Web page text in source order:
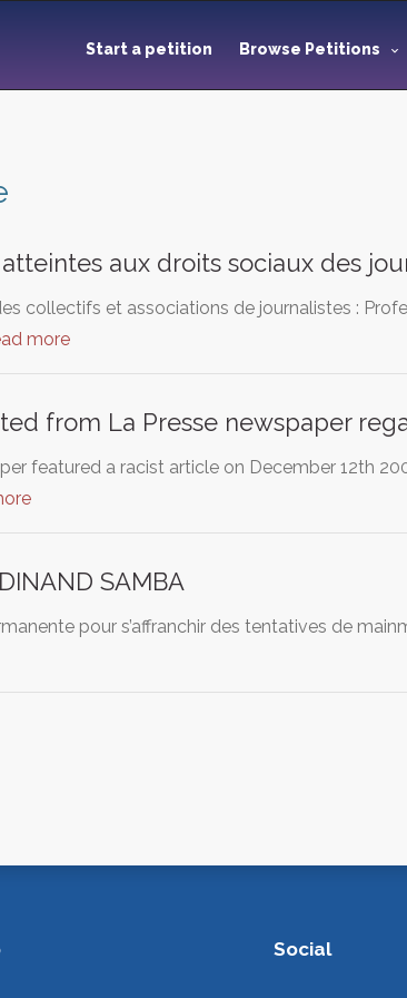
Start a petition Browse Petitions
aux droits sociaux des
collectifs et associations de journalistes :
more
from La Presse newspaper
featured a racist article on December 12th
SAMBA
pour s’affranchir des tentatives de
Social